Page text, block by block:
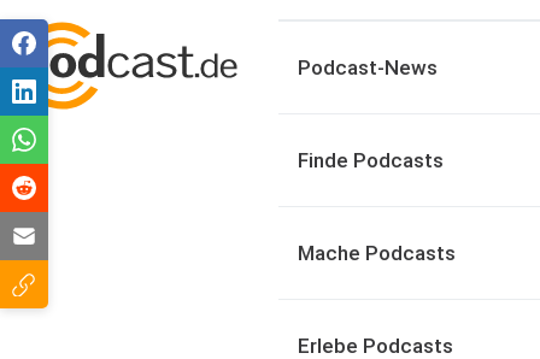
Podcast-News
Finde Podcasts
Mache Podcasts
Erlebe Podcasts